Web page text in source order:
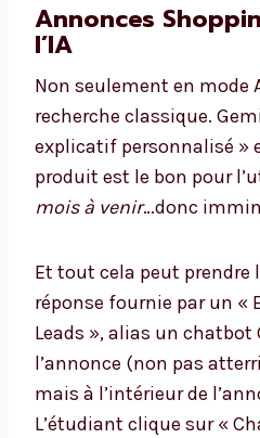
Annonces
l’IA
Non seulement en mode
recherche classique.
explicatif personnalisé »
produit est le bon pour
mois à venir…donc
Et tout cela peut prendre
réponse fournie par un «
Leads », alias un chatbot
l’annonce (non pas
mais à l’intérieur de
L’étudiant clique sur «